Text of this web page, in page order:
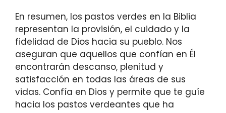
En resumen, los pastos verdes en la Biblia
representan la provisión, el cuidado y la
fidelidad de Dios hacia su pueblo. Nos
aseguran que aquellos que confían en Él
encontrarán descanso, plenitud y
satisfacción en todas las áreas de sus
vidas. Confía en Dios y permite que te guíe
hacia los pastos verdeantes que ha